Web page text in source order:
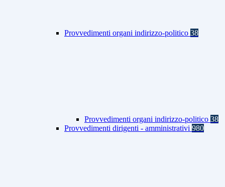
Provvedimenti organi indirizzo-politico 38
Provvedimenti organi indirizzo-politico 38
Provvedimenti dirigenti - amministrativi 980